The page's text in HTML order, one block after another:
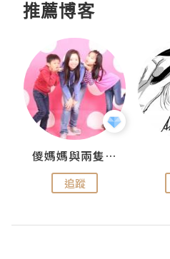
推薦博客
儍媽媽與兩隻小魔怪之家
追蹤